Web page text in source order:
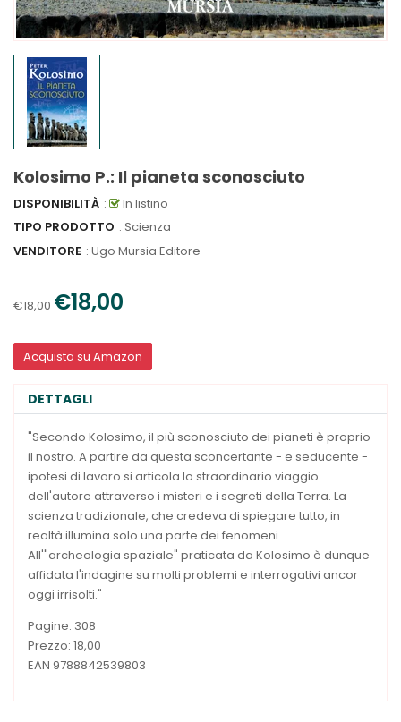
Kolosimo P.: Il pianeta sconosciuto
DISPONIBILITÀ :
In listino
TIPO PRODOTTO : Scienza
VENDITORE : Ugo Mursia Editore
€18,00 €18,00
Acquista su Amazon
DETTAGLI
"Secondo Kolosimo, il più sconosciuto dei pianeti è proprio
il nostro. A partire da questa sconcertante - e seducente -
ipotesi di lavoro si articola lo straordinario viaggio
dell'autore attraverso i misteri e i segreti della Terra. La
scienza tradizionale, che credeva di spiegare tutto, in
realtà illumina solo una parte dei fenomeni.
All'"archeologia spaziale" praticata da Kolosimo è dunque
affidata l'indagine su molti problemi e interrogativi ancor
oggi irrisolti."
Pagine: 308
Prezzo: 18,00
EAN 9788842539803